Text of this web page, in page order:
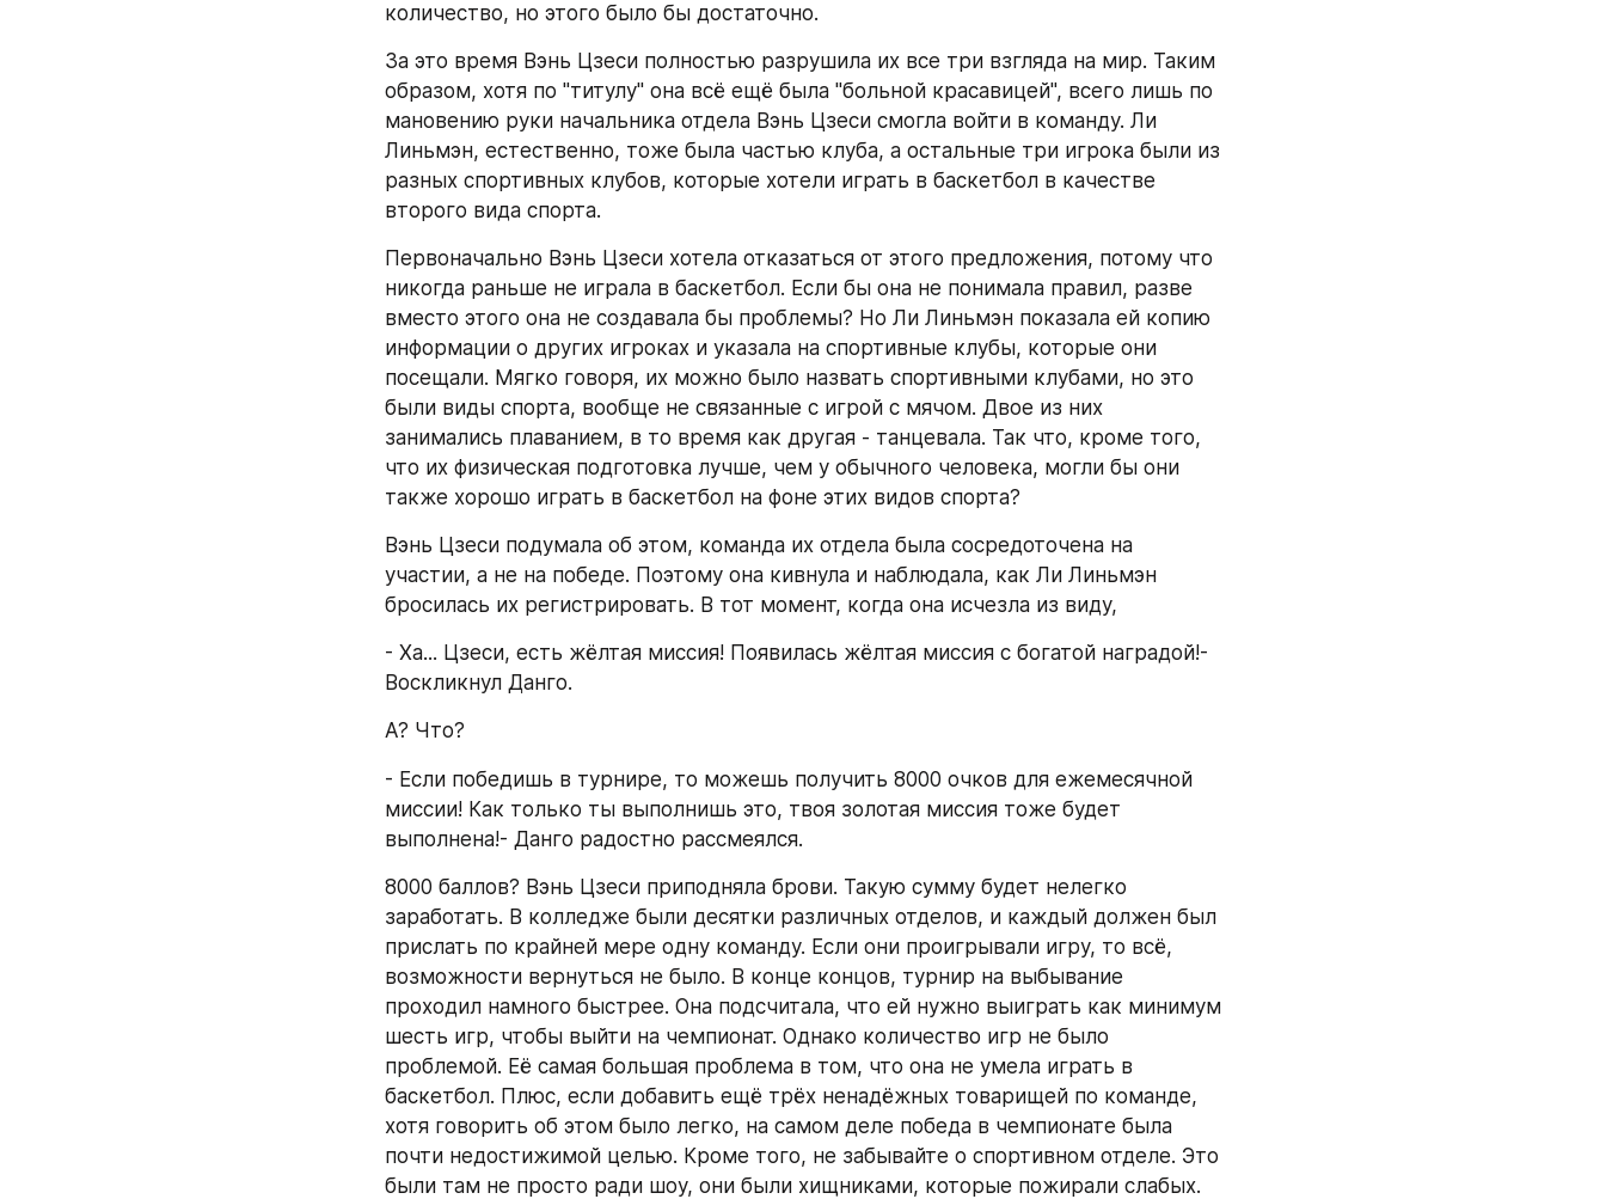
количество, но этого было бы достаточно.
За это время Вэнь Цзеси полностью разрушила их все три взгляда на мир. Таким
образом, хотя по "титулу" она всё ещё была "больной красавицей", всего лишь по
мановению руки начальника отдела Вэнь Цзеси смогла войти в команду. Ли
Линьмэн, естественно, тоже была частью клуба, а остальные три игрока были из
разных спортивных клубов, которые хотели играть в баскетбол в качестве
второго вида спорта.
Первоначально Вэнь Цзеси хотела отказаться от этого предложения, потому что
никогда раньше не играла в баскетбол. Если бы она не понимала правил, разве
вместо этого она не создавала бы проблемы? Но Ли Линьмэн показала ей копию
информации о других игроках и указала на спортивные клубы, которые они
посещали. Мягко говоря, их можно было назвать спортивными клубами, но это
были виды спорта, вообще не связанные с игрой с мячом. Двое из них
занимались плаванием, в то время как другая - танцевала. Так что, кроме того,
что их физическая подготовка лучше, чем у обычного человека, могли бы они
также хорошо играть в баскетбол на фоне этих видов спорта?
Вэнь Цзеси подумала об этом, команда их отдела была сосредоточена на
участии, а не на победе. Поэтому она кивнула и наблюдала, как Ли Линьмэн
бросилась их регистрировать. В тот момент, когда она исчезла из виду,
- Ха... Цзеси, есть жёлтая миссия! Появилась жёлтая миссия с богатой наградой!-
Воскликнул Данго.
А? Что?
- Если победишь в турнире, то можешь получить 8000 очков для ежемесячной
миссии! Как только ты выполнишь это, твоя золотая миссия тоже будет
выполнена!- Данго радостно рассмеялся.
8000 баллов? Вэнь Цзеси приподняла брови. Такую сумму будет нелегко
заработать. В колледже были десятки различных отделов, и каждый должен был
прислать по крайней мере одну команду. Если они проигрывали игру, то всё,
возможности вернуться не было. В конце концов, турнир на выбывание
проходил намного быстрее. Она подсчитала, что ей нужно выиграть как минимум
шесть игр, чтобы выйти на чемпионат. Однако количество игр не было
проблемой. Её самая большая проблема в том, что она не умела играть в
баскетбол. Плюс, если добавить ещё трёх ненадёжных товарищей по команде,
хотя говорить об этом было легко, на самом деле победа в чемпионате была
почти недостижимой целью. Кроме того, не забывайте о спортивном отделе. Это
были там не просто ради шоу, они были хищниками, которые пожирали слабых.